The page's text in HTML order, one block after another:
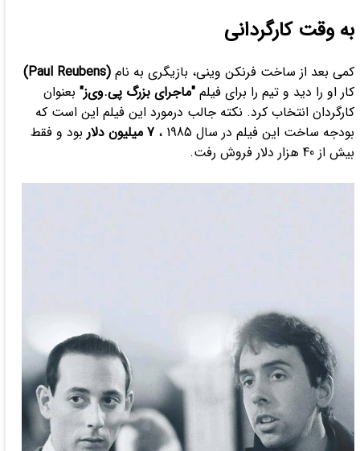
به وقت کارگردانی
کمی بعد از ساخت فرنکن وینی، بازیگری به نام (Paul Reubens)
کار او را دید و تیم را برای فیلم "ماجرای بزرگ پی.وی‌ز"بعنوان
کارگردان انتخاب کرد. نکته جالب درمورد این فیلم این است که
بودجه ساخت این فیلم در سال 1985 ،
7 میلیون دلار
بود و فقط
بیش از 40 هزار دلار فروش رفت.